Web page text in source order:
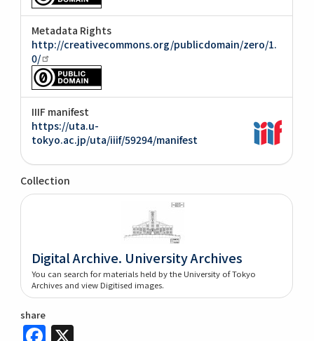
Metadata Rights
http://creativecommons.org/publicdomain/zero/1.
0/
IIIF manifest
https://uta.u-
tokyo.ac.jp/uta/iiif/59294/manifest
Collection
Digital Archive. University Archives
You can search for materials held by the University of Tokyo
Archives and view Digitised images.
share
Facebook